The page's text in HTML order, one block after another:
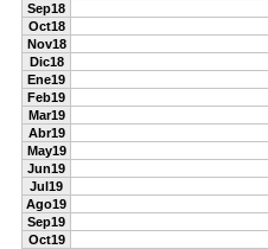
Sep18
Oct18
Nov18
Dic18
Ene19
Feb19
Mar19
Abr19
May19
Jun19
Jul19
Ago19
Sep19
Oct19